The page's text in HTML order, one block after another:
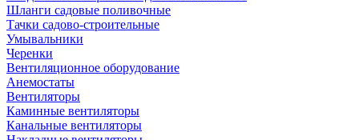
Шланги садовые поливочные
Тачки садово-строительные
Умывальники
Черенки
Вентиляционное оборудование
Анемостаты
Вентиляторы
Каминные вентиляторы
Канальные вентиляторы